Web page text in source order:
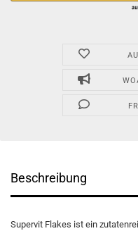
Beschreibung
Supervit Flakes ist ein